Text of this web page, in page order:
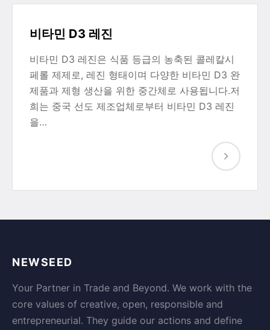
비타민 D3 레진
비타민 D3 레진은 식품 등급의 농축된 콜레칼시
페롤 제제로, 레진 형태이며 다양한 비타민 D3 완
제품과 제형 생산을 위한 중간체로 사용됩니다.저
희는 중국 선도 제조업체로부터 비타민 D3 레진
을…
NEWSEED
Your Partner in Trade and Beyond. We work with the
core values of creative, open, responsible and
entrepreneurial. They guide our actions and define